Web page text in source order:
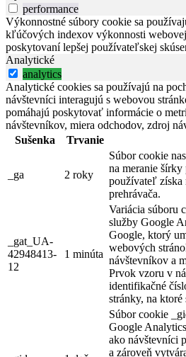
performance
Výkonnostné súbory cookie sa
kľúčových indexov výkonnosti
poskytovaní lepšej používateľskej
Analytické
analytics
Analytické cookies sa používajú na
návštevníci interagujú s webovou
pomáhajú poskytovať informácie o
návštevníkov, miera odchodov, zdroj
Sušenka
Trvanie
_ga 2 roky
Súbor cookie
na meranie
používateľ získa
prehrávača.
_gat_UA-
42948413-
12
1 minúta
Variácia súboru
služby Google
Google, ktorý
webových
návštevníkov a
Prvok vzoru v
identifikačné
stránky, na ktoré
Súbor cookie
Google
ako návštevníci
a zároveň